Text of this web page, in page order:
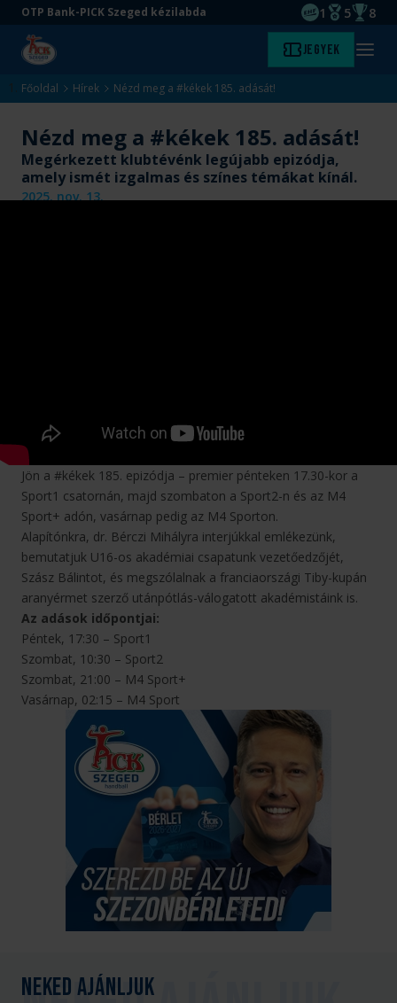
Ugrás
tartalomra
Ugrás
aljára
OTP Bank-PICK Szeged kézilabda
EHF
1
Magyar
5 8
Kezdőlap Jegyek Menü
Főoldal Hírek Nézd meg a #kékek 185. adását!
Nézd meg a #kékek 185. adását!
Megérkezett klubtévénk legújabb epizódja,
amely ismét izgalmas és színes témákat kínál.
2025. nov. 13.
Jön a #kékek 185. epizódja – premier pénteken 17.30-kor a
Sport1 csatornán, majd szombaton a Sport2-n és az M4
Sport+ adón, vasárnap pedig az M4 Sporton.
Alapítónkra, dr. Bérczi Mihályra interjúkkal emlékezünk,
bemutatjuk U16-os akadémiai csapatunk vezetőedzőjét,
Szász Bálintot, és megszólalnak a franciaországi Tiby-kupán
aranyérmet szerző utánpótlás-válogatott akadémistáink is.
Az adások időpontjai:
Péntek, 17:30 – Sport1
Szombat, 10:30 – Sport2
Szombat, 21:00 – M4 Sport+
Vasárnap, 02:15 – M4 Sport
Neked ajánljuk